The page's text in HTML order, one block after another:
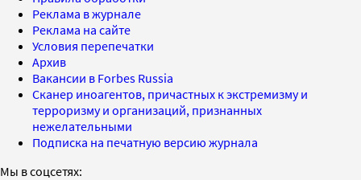
Реклама в журнале
Реклама на сайте
Условия перепечатки
Архив
Вакансии в Forbes Russia
Сканер иноагентов, причастных к экстремизму и
терроризму и организаций, признанных
нежелательными
Подписка на печатную версию журнала
Мы в соцсетях: